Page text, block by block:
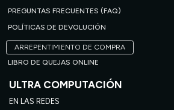
PREGUNTAS FRECUENTES (FAQ)
POLÍTICAS DE DEVOLUCIÓN
ARREPENTIMIENTO DE COMPRA
LIBRO DE QUEJAS ONLINE
ULTRA COMPUTACIÓN
EN LAS REDES